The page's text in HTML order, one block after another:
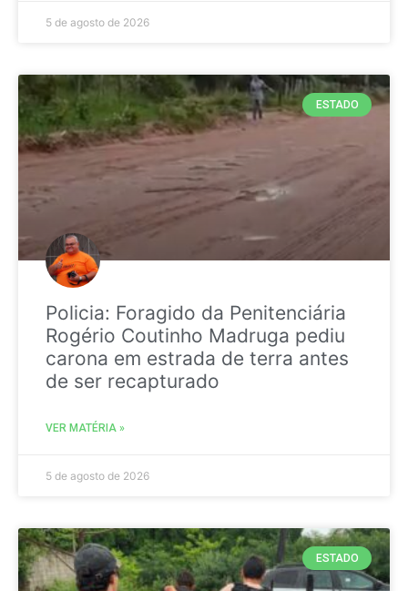
5 de agosto de 2026
ESTADO
Policia: Foragido da Penitenciária
Rogério Coutinho Madruga pediu
carona em estrada de terra antes
de ser recapturado
VER MATÉRIA »
5 de agosto de 2026
ESTADO